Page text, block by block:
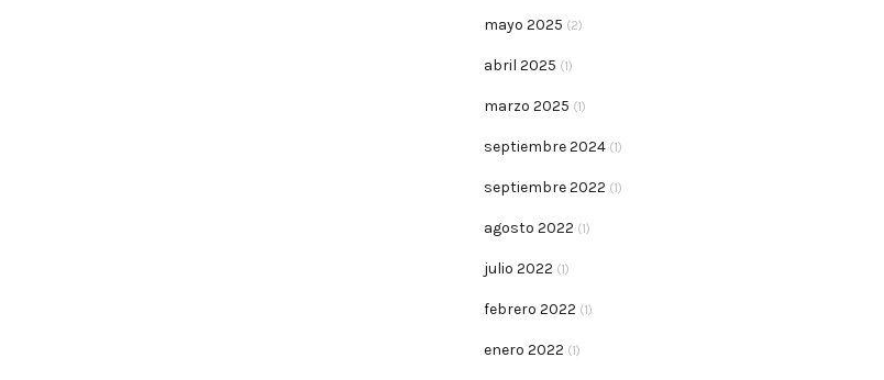
mayo 2025 (2)
abril 2025 (1)
marzo 2025 (1)
septiembre 2024(1)
septiembre 2022 (1)
agosto 2022 (1)
julio 2022 (1)
febrero 2022 (1)
enero 2022 (1)